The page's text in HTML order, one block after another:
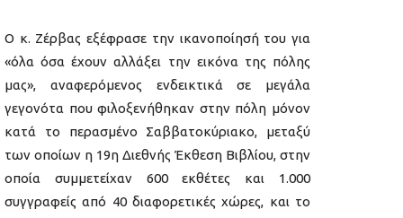
Ο κ. Ζέρβας εξέφρασε την ικανοποίησή του για
«όλα όσα έχουν αλλάξει την εικόνα της πόλης
μας», αναφερόμενος ενδεικτικά σε μεγάλα
γεγονότα που φιλοξενήθηκαν στην πόλη μόνον
κατά το περασμένο Σαββατοκύριακο, μεταξύ
των οποίων η 19η Διεθνής Έκθεση Βιβλίου, στην
οποία συμμετείχαν 600 εκθέτες και 1.000
συγγραφείς από 40 διαφορετικές χώρες, και το